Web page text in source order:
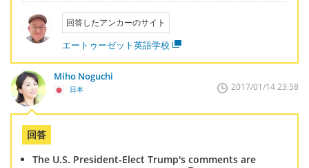
回答したアンカーのサイト
エートゥーゼット英語学校
Miho Noguchi
日本 2017/01/14 23:58
回答
The U.S. President-Elect Trump's comments are